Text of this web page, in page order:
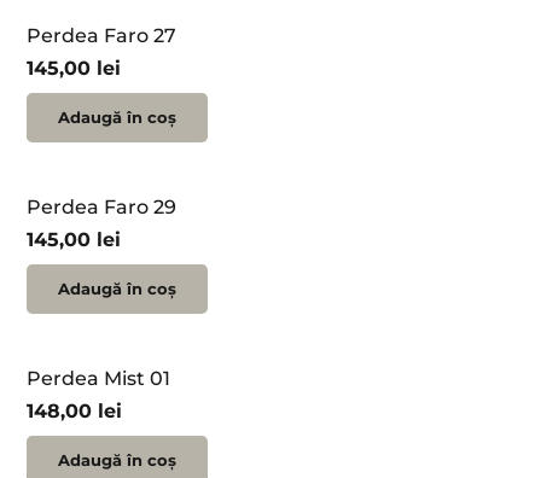
Perdea Faro 27
145,00 lei
Adaugă în coș
Perdea Faro 29
145,00 lei
Adaugă în coș
Perdea Mist 01
148,00 lei
Adaugă în coș